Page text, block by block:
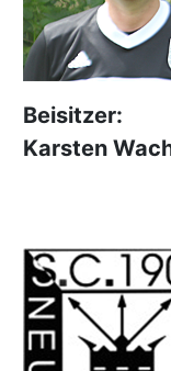
Beisitzer:
Karsten